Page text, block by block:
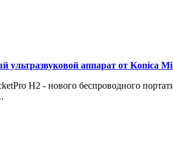
ультразвуковой аппарат от Konica
H2 - нового беспроводного